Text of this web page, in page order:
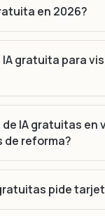
en 2026?
gratuita para
IA gratuitas en
de reforma?
pide